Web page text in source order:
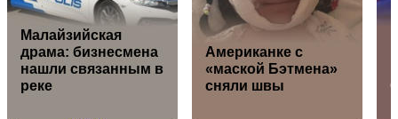
Малайзийская
драма: бизнесмена
нашли связанным в
реке
Американке с
«маской Бэтмена»
сняли швы